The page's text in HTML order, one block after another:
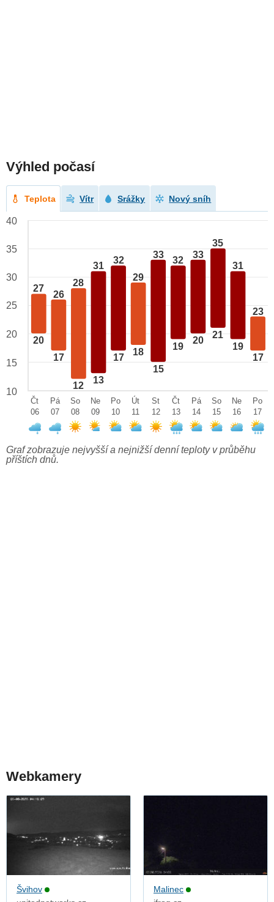
Výhled počasí
Teplota Vítr Srážky Nový sníh
27
20
26
17
28
12
31
13
32
17
29
18
33
15
32
19
33
20
35
21
31
19
23
17
40
35
30
25
20
15
10
Čt
06
Pá
07
So
08
Ne
09
Po
10
Út
11
St
12
Čt
13
Pá
14
So
15
Ne
16
Po
17
Graf zobrazuje nejvyšší a nejnižší denní teploty v průběhu
příštích dnů.
Webkamery
Švihov
Malinec